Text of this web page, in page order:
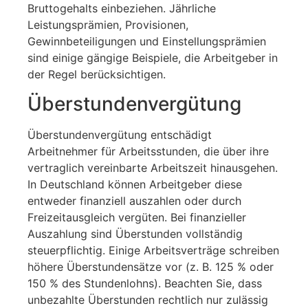
Bruttogehalts einbeziehen. Jährliche
Leistungsprämien, Provisionen,
Gewinnbeteiligungen und Einstellungsprämien
sind einige gängige Beispiele, die Arbeitgeber in
der Regel berücksichtigen.
Überstundenvergütung
Überstundenvergütung entschädigt
Arbeitnehmer für Arbeitsstunden, die über ihre
vertraglich vereinbarte Arbeitszeit hinausgehen.
In Deutschland können Arbeitgeber diese
entweder finanziell auszahlen oder durch
Freizeitausgleich vergüten. Bei finanzieller
Auszahlung sind Überstunden vollständig
steuerpflichtig. Einige Arbeitsverträge schreiben
höhere Überstundensätze vor (z. B. 125 % oder
150 % des Stundenlohns). Beachten Sie, dass
unbezahlte Überstunden rechtlich nur zulässig